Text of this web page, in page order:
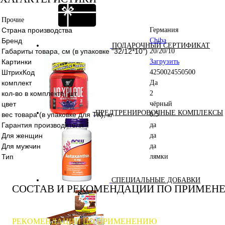
ПОДАРОЧНЫЙ СЕРТИФИКАТ
ПРЕДТРЕНИРОВОЧНЫЕ КОМПЛЕКСЫ
СПЕЦИАЛЬНЫЕ ДОБАВКИ
Прочие
Страна производства Германия
Бренд Chiba
Габариты товара, см (в упаковке "32/12*10") 20/20/10
Картинки Загрузить
ШтрихКод 4250024550500
комплект Да
кол-во в комплекте, шт. 2
цвет чёрный
вес товара (в упаковке для ТК), кг 0.5
Гарантия производителя да
Для женщин да
Для мужчин да
Тип лямки
СОСТАВ И РЕКОМЕНДАЦИИ ПО
РЕКОМЕНДАЦИИ ПО ПРИМЕНЕНИЮ